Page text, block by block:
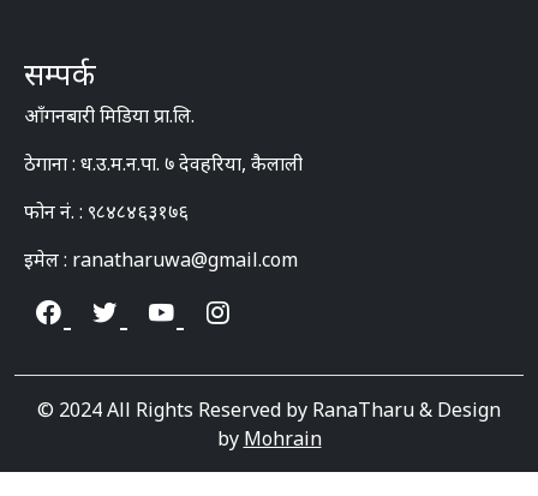
सम्पर्क
आँगनबारी मिडिया प्रा.लि.
ठेगाना : ध.उ.म.न.पा. ७ देवहरिया, कैलाली
फोन नं. : ९८४८४६३१७६
इमेल : ranatharuwa@gmail.com
© 2024 All Rights Reserved by RanaTharu & Design
by Mohrain